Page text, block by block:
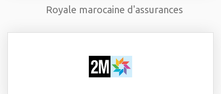
Royale marocaine d'assurances